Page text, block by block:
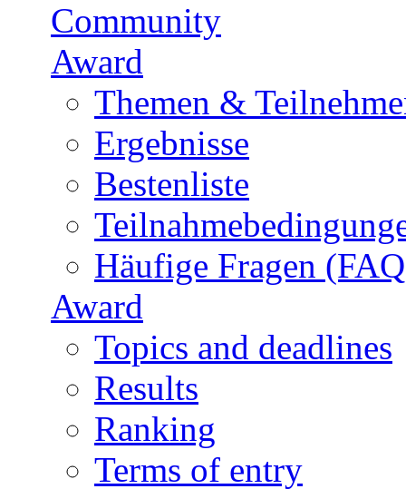
Community
Award
Themen &
Ergebnisse
Bestenliste
Häufige Fragen
Award
Topics and deadlines
Results
Ranking
Terms of entry